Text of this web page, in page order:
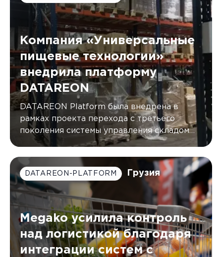
Компания «Универсальные
пищевые технологии»
внедрила платформу
DATAREON
DATAREON Platform была внедрена в
рамках проекта перехода с третьего
поколения системы управления складом
(WMS) от AXELOT на пятое
DATAREON-PLATFORM Грузия
Megako усилила контроль
над логистикой благодаря
интеграции систем с